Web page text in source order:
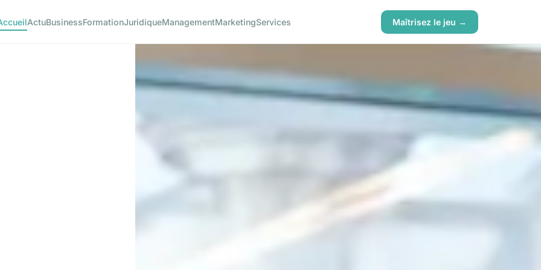
ActuBusinessFormationJuridiqueManagementMarketingServices Maîtrisez le jeu →